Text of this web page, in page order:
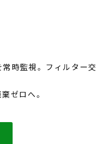
時監視。フィルター交
ゼロへ。